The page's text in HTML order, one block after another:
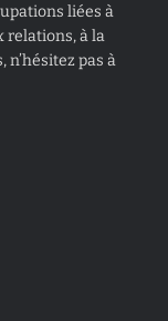
liées à
relations, à la
n’hésitez pas à